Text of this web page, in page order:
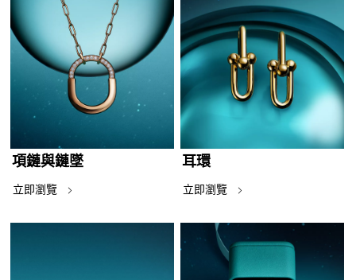
項鏈與鏈墜
立即瀏覽
耳環
立即瀏覽